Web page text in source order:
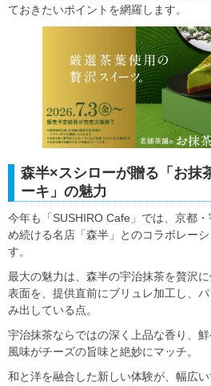
ておきたいポイントを網羅します。
森半×スシローが贈る「お抹
ーキ」の魅力
今年も「SUSHIRO Cafe」では、京都
め続ける名店「森半」とのコラボレー
す。
最大の魅力は、森半の宇治抹茶を贅沢
表面を、提供直前にブリュレ加工し、
み出している点。
宇治抹茶ならではの深く上品な香り、
風味がチーズの旨味と絶妙にマッチ。
和と洋を融合した新しい体験が、幅広